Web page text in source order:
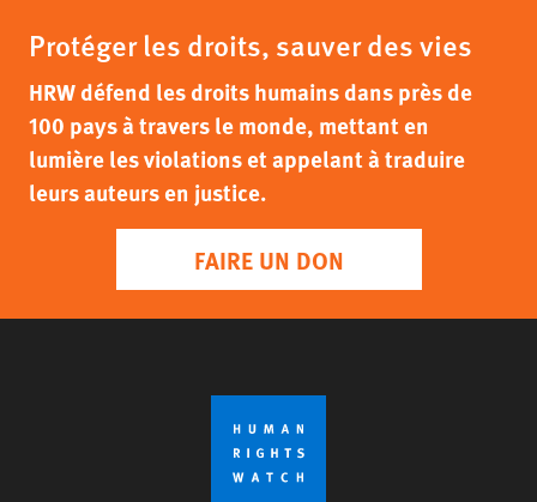
Protéger les droits, sauver des vies
HRW défend les droits humains dans près de
100 pays à travers le monde, mettant en
lumière les violations et appelant à traduire
leurs auteurs en justice.
FAIRE UN DON